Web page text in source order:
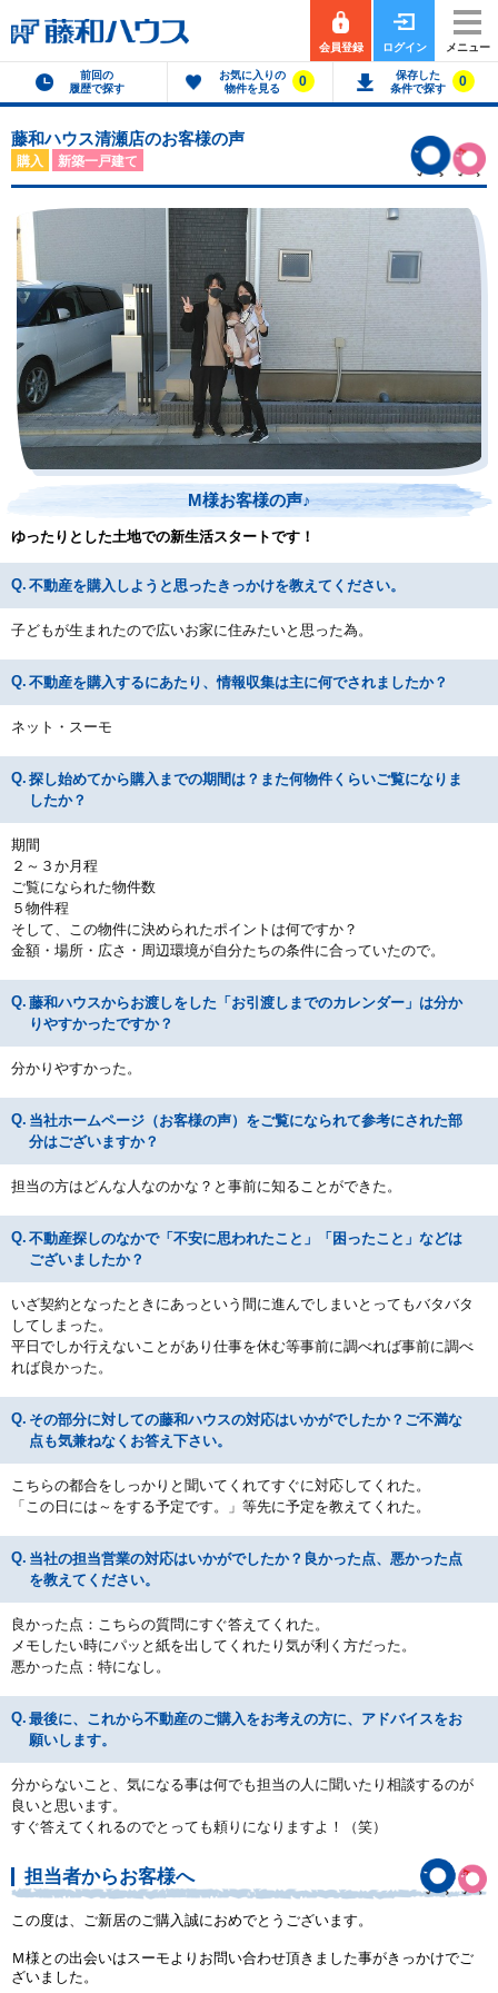
会員登録 ログイン メニュー
前回の
履歴で探す
お気に入りの
物件を見る
0
保存した
条件で探す
0
藤和ハウス清瀬店のお客様の声
購入 新築一戸建て
M様お客様の声♪
ゆったりとした土地での新生活スタートです！
不動産を購入しようと思ったきっかけを教えてください。
子どもが生まれたので広いお家に住みたいと思った為。
不動産を購入するにあたり、情報収集は主に何でされましたか？
ネット・スーモ
探し始めてから購入までの期間は？また何物件くらいご覧になりま
したか？
期間
２～３か月程
ご覧になられた物件数
５物件程
そして、この物件に決められたポイントは何ですか？
金額・場所・広さ・周辺環境が自分たちの条件に合っていたので。
藤和ハウスからお渡しをした「お引渡しまでのカレンダー」は分か
りやすかったですか？
分かりやすかった。
当社ホームページ（お客様の声）をご覧になられて参考にされた部
分はございますか？
担当の方はどんな人なのかな？と事前に知ることができた。
不動産探しのなかで「不安に思われたこと」「困ったこと」などは
ございましたか？
いざ契約となったときにあっという間に進んでしまいとってもバタバタ
してしまった。
平日でしか行えないことがあり仕事を休む等事前に調べれば事前に調べ
れば良かった。
その部分に対しての藤和ハウスの対応はいかがでしたか？ご不満な
点も気兼ねなくお答え下さい。
こちらの都合をしっかりと聞いてくれてすぐに対応してくれた。
「この日には～をする予定です。」等先に予定を教えてくれた。
当社の担当営業の対応はいかがでしたか？良かった点、悪かった点
を教えてください。
良かった点：こちらの質問にすぐ答えてくれた。
メモしたい時にパッと紙を出してくれたり気が利く方だった。
悪かった点：特になし。
最後に、これから不動産のご購入をお考えの方に、アドバイスをお
願いします。
分からないこと、気になる事は何でも担当の人に聞いたり相談するのが
良いと思います。
すぐ答えてくれるのでとっても頼りになりますよ！（笑）
担当者からお客様へ
この度は、ご新居のご購入誠におめでとうございます。
Ｍ様との出会いはスーモよりお問い合わせ頂きました事がきっかけでご
ざいました。